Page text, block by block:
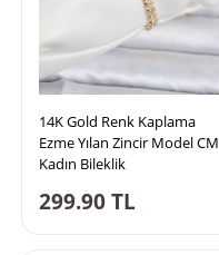
14K Gold Renk Kaplama
Ezme Yılan Zincir Model CM
Kadın Bileklik
299.90TL